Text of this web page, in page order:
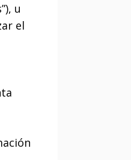
u
el